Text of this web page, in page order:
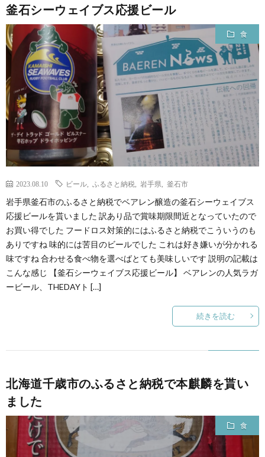
釜石シーウェイブス応援ビール
食
2023.08.10 ビール ふるさと納税 岩手県 釜石市
岩手県釜石市のふるさと納税でベアレン醸造の釜石シーウェイブス
応援ビールを貰いました 訳あり品で賞味期限間近となっていたので
お買い得でした フードロス対策的にはふるさと納税でこういうのも
ありですね 味的には苦目のビールでした これは好き嫌いが分かれる
味ですね 合わせる食べ物を選べばとても美味しいです 説明の記載は
こんな感じ 【釜石シーウェイブス応援ビール】 ベアレンの人気ラガ
ービール、THEDAYト […]
続きを読む
北海道千歳市のふるさと納税で本麒麟を貰い
ました
食